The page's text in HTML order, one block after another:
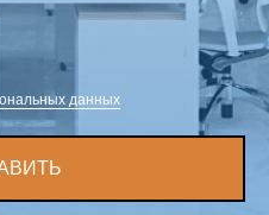
данных